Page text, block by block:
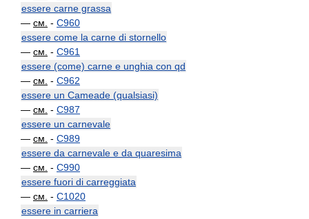
essere carne grassa
— см. - C960
essere come la carne di stornello
— см. - C961
essere (come) carne e unghia con qd
— см. - C962
essere un Cameade (qualsiasi)
— см. - C987
essere un carnevale
— см. - C989
essere da carnevale e da quaresima
— см. - C990
essere fuori di carreggiata
— см. - C1020
essere in carriera